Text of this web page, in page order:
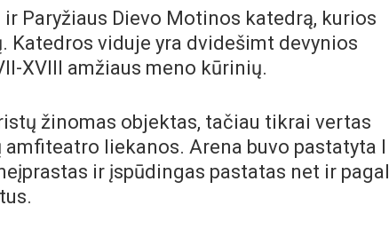
Paryžiaus Dievo Motinos katedrą, kurios
Katedros viduje yra dvidešimt devynios
XVIII amžiaus meno kūrinių.
žinomas objektas, tačiau tikrai vertas
liekanos. Arena buvo pastatyta I
ir įspūdingas pastatas net ir pagal